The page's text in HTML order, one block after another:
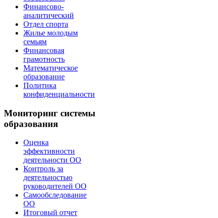
Финансово-
аналитический
Отдел спорта
Жилье молодым
семьям
Финансовая
грамотность
Математическое
образование
Политика
конфиденциальности
Мониторинг системы
образования
Оценка
эффективности
деятельности ОО
Контроль за
деятельностью
руководителей ОО
Самообследование
ОО
Итоговый отчет